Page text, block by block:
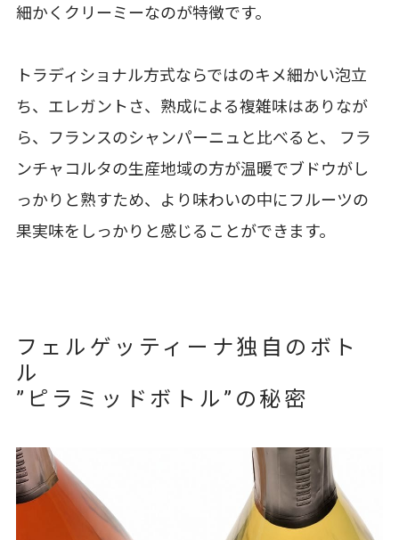
細かくクリーミーなのが特徴です。
トラディショナル方式ならではのキメ細かい泡立
ち、エレガントさ、熟成による複雑味はありなが
ら、フランスのシャンパーニュと比べると、 フラ
ンチャコルタの生産地域の方が温暖でブドウがし
っかりと熟すため、より味わいの中にフルーツの
果実味をしっかりと感じることができます。
フェルゲッティーナ独自のボト
ル
”ピラミッドボトル”の秘密